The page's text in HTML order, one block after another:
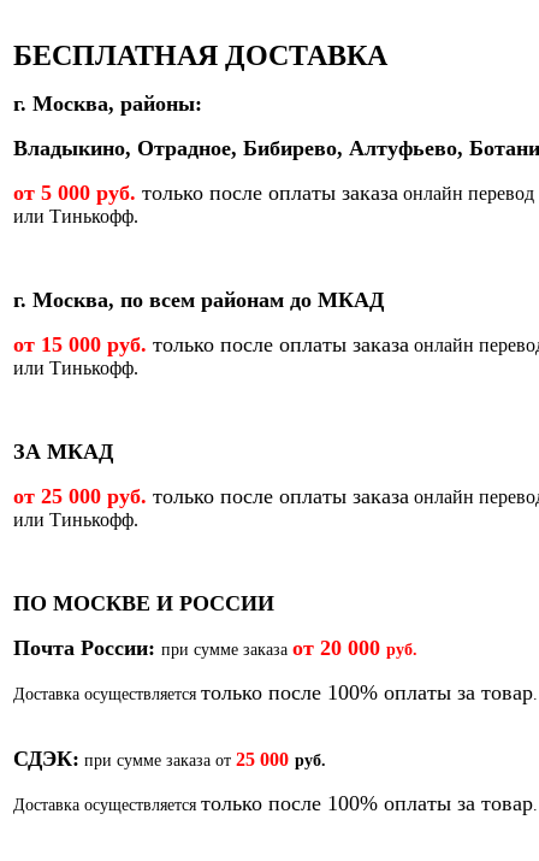
БЕСПЛАТНАЯ ДОСТАВКА
г. Москва, районы:
Владыкино, Отрадное, Бибирево, Алтуфьево,
от 5 000 руб. только после оплаты заказа онлайн
или Тинькофф.
г. Москва, по всем районам до МКАД
от 15 000 руб. только после оплаты заказа онлайн
или Тинькофф.
ЗА МКАД
от 25 000 руб. только после оплаты заказа онлайн
или Тинькофф.
ПО МОСКВЕ И РОССИИ
Почта России: при сумме заказа от 20 000 руб.
Доставка осуществляется только после 100% оплаты за товар.
СДЭК: при сумме заказа от 25 000 руб.
Доставка осуществляется только после 100% оплаты за товар.